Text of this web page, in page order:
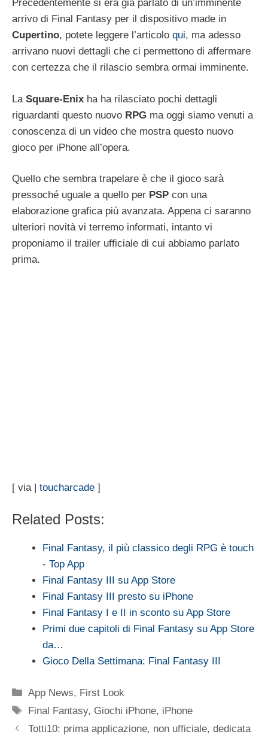
Precedentemente si era già parlato di un’imminente
arrivo di Final Fantasy per il dispositivo made in
Cupertino, potete leggere l’articolo qui, ma adesso
arrivano nuovi dettagli che ci permettono di affermare
con certezza che il rilascio sembra ormai imminente.
La Square-Enix ha ha rilasciato pochi dettagli
riguardanti questo nuovo RPG ma oggi siamo venuti a
conoscenza di un video che mostra questo nuovo
gioco per iPhone all’opera.
Quello che sembra trapelare è che il gioco sarà
pressoché uguale a quello per PSP con una
elaborazione grafica più avanzata. Appena ci saranno
ulteriori novità vi terremo informati, intanto vi
proponiamo il trailer ufficiale di cui abbiamo parlato
prima.
[ via | toucharcade ]
Related Posts:
Final Fantasy, il più classico degli RPG è touch
- Top App
Final Fantasy III su App Store
Final Fantasy III presto su iPhone
Final Fantasy I e II in sconto su App Store
Primi due capitoli di Final Fantasy su App Store
da…
Gioco Della Settimana: Final Fantasy III
Categorie
App News, First Look
Tag
Final Fantasy, Giochi iPhone, iPhone
Totti10: prima applicazione, non ufficiale, dedicata